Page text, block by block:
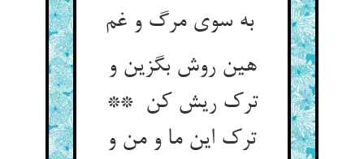
به سوی مرگ و غم
هین روش بگزین و
ترک ریش کن **
ترک این ما و من و